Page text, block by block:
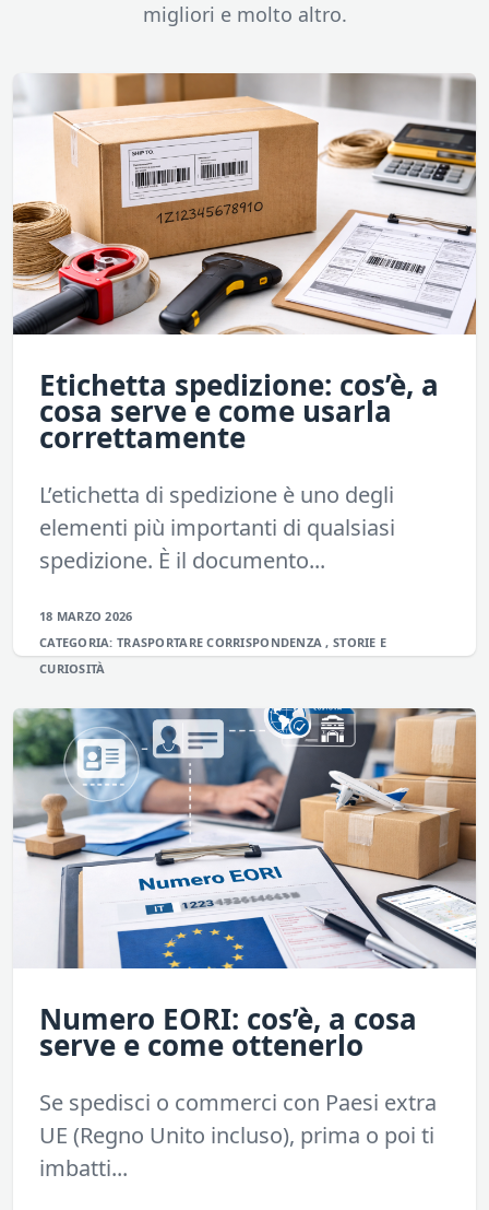
migliori e molto altro.
Etichetta spedizione: cos’è, a
cosa serve e come usarla
correttamente
L’etichetta di spedizione è uno degli
elementi più importanti di qualsiasi
spedizione. È il documento...
18 MARZO 2026
CATEGORIA:TRASPORTARECORRISPONDENZA,STORIE E
CURIOSITÀ
Numero EORI: cos’è, a cosa
serve e come ottenerlo
Se spedisci o commerci con Paesi extra
UE (Regno Unito incluso), prima o poi ti
imbatti...